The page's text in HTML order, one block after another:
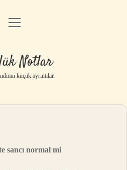
Anasayfa
Uyarı
menüyü
Notlar
küçük ayrıntılar.
sancı normal mi